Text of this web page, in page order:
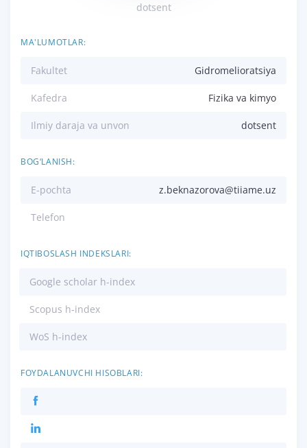
dotsent
MA'LUMOTLAR:
Fakultet Gidromelioratsiya
Kafedra Fizika va kimyo
Ilmiy daraja va unvon dotsent
BOG‘LANISH:
E-pochta z.beknazorova@tiiame.uz
Telefon
IQTIBOSLASH INDEKSLARI:
Google scholar h-index
Scopus h-index
WoS h-index
FOYDALANUVCHI HISOBLARI: